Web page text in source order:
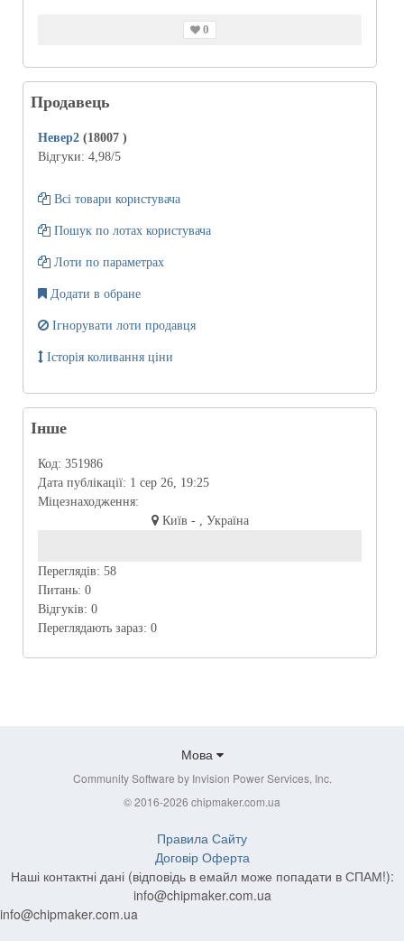
0
Продавець
Невер2 (18007 )
Відгуки: 4,98/5
Всі товари користувача
Пошук по лотах користувача
Лоти по параметрах
Додати в обране
Ігнорувати лоти продавця
Історія коливання ціни
Інше
Код: 351986
Дата публікації: 1 сер 26, 19:25
Міцезнаходження:
Київ - , Україна
Переглядів: 58
Питань: 0
Відгуків: 0
Переглядають зараз: 0
Мова
Community Software by Invision Power Services, Inc.
© 2016-2026 chipmaker.com.ua
Правила Сайту
Договір Оферта
Наші контактні дані (відповідь в емайл може попадати в СПАМ!):
info@chipmaker.com.ua
info@chipmaker.com.ua